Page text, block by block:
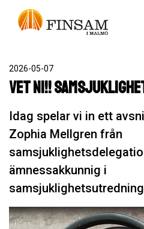
2026-05-07
Vet Ni!!
Idag spelar vi in ett
Zophia Mellgren från
ämnessakkunnig i